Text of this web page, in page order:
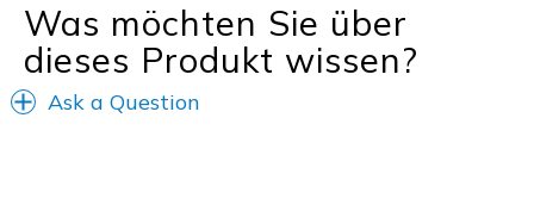
Was möchten Sie über
dieses Produkt wissen?
Ask a Question